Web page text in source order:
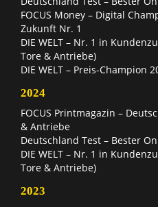
FOCUS Money – Digital
Zukunft Nr. 1
DIE WELT – Nr. 1 in
Tore & Antriebe)
DIE WELT – Preis-Champion
2024
FOCUS Printmagazin –
& Antriebe
Deutschland Test – Bester
DIE WELT – Nr. 1 in
Tore & Antriebe)
2023